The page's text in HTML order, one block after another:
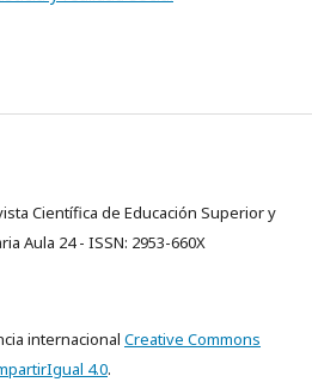
Científica de Educación Superior y
Aula 24 - ISSN: 2953-660X
internacional Creative Commons
4.0.